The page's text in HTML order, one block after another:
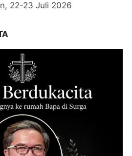
22-23 Juli 2026